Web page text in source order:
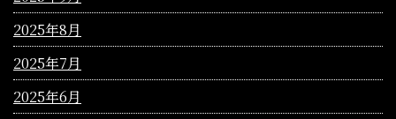
2025年8月
2025年7月
2025年6月